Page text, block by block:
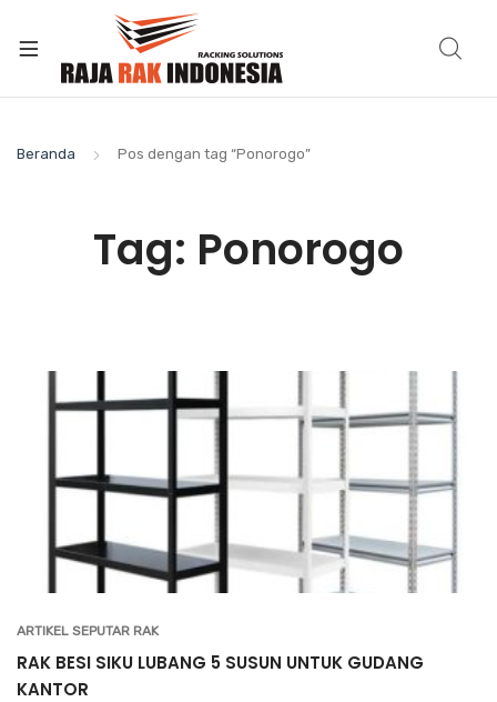
Beranda Pos dengan tag “Ponorogo”
Tag: Ponorogo
ARTIKEL SEPUTAR RAK
RAK BESI SIKU LUBANG 5 SUSUN UNTUK GUDANG
KANTOR